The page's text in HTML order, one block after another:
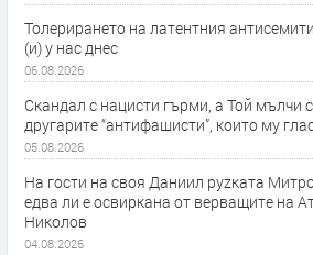
Толерирането на латентния
(и) у нас днес
06.08.2026
Скандал с нацисти гърми, а Той мълчи
другарите “антифашисти”, които му
05.08.2026
На гости на своя Даниил руzката
едва ли е освиркана от верващите на
Николов
04.08.2026